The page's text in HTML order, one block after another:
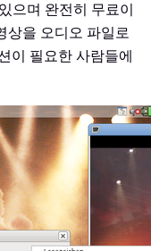
으며 완전히 무료이
상을 오디오 파일로
이 필요한 사람들에